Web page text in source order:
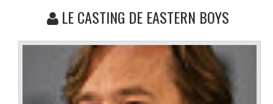
LE CASTING DE EASTERN BOYS